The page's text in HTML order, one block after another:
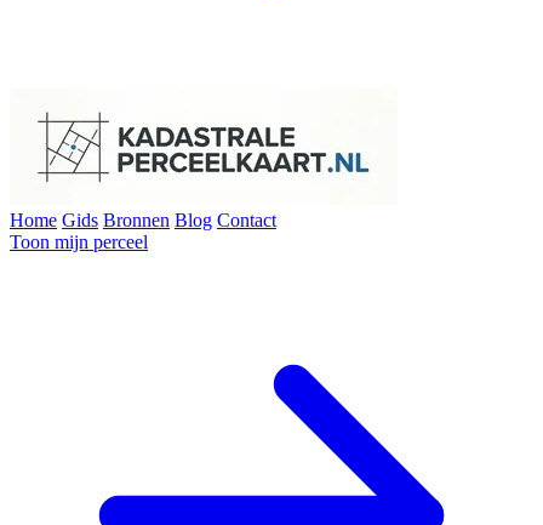
Home Gids Bronnen Blog Contact
Toon mijn perceel